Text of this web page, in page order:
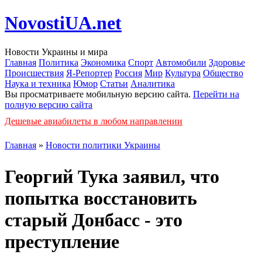
NovostiUA.net
Новости Украины и мира
Главная Политика Экономика Спорт Автомобили Здоровье
Происшествия Я-Репортер Россия Мир Культура Общество
Наука и техника Юмор Статьи Аналитика
Вы просматриваете мобильную версию сайта. Перейти на
полную версию сайта
Дешевые авиабилеты в любом направлении
Главная » Новости политики Украины
Георгий Тука заявил, что
попытка восстановить
старый Донбасс - это
преступление